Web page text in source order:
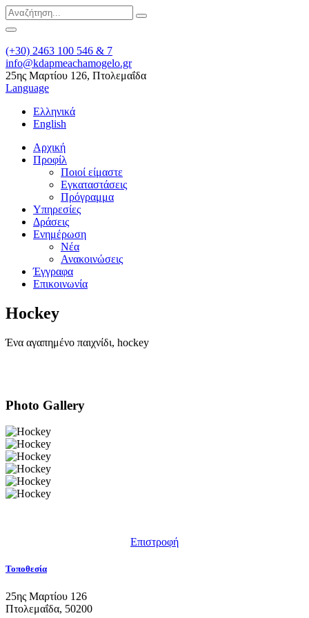
(+30) 2463 100 546 & 7
info@kdapmeachamogelo.gr
25ης Μαρτίου 126, Πτολεμαΐδα
Language
Ελληνικά
English
Αρχική
Προφίλ
Ποιοί είμαστε
Εγκαταστάσεις
Πρόγραμμα
Υπηρεσίες
Δράσεις
Ενημέρωση
Νέα
Ανακοινώσεις
Έγγραφα
Επικοινωνία
Hockey
Ένα αγαπημένο παιχνίδι, hockey
Photo Gallery
Επιστροφή
Τοποθεσία
25ης Μαρτίου 126
Πτολεμαΐδα, 50200